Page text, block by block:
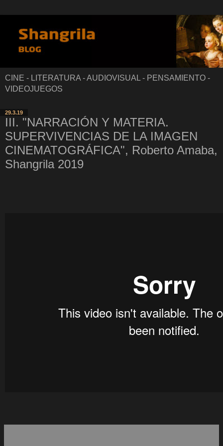
CINE - LITERATURA - AUDIOVISUAL - PENSAMIENTO -
VIDEOJUEGOS
29.3.19
III. "NARRACIÓN Y MATERIA.
SUPERVIVENCIAS DE LA IMAGEN
CINEMATOGRÁFICA", Roberto Amaba,
Shangrila 2019